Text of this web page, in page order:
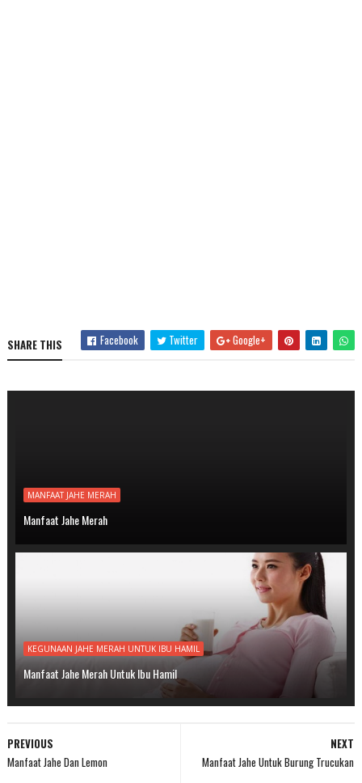
SHARE THIS Facebook Twitter Google+
MANFAAT JAHE MERAH
Manfaat Jahe Merah
KEGUNAAN JAHE MERAH UNTUK IBU HAMIL
Manfaat Jahe Merah Untuk Ibu Hamil
NEXT
Manfaat Jahe Untuk Burung Trucukan
PREVIOUS
Manfaat Jahe Dan Lemon